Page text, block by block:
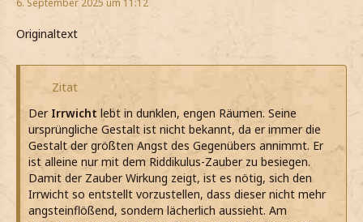
6. September 2025 um 11:12
Originaltext
Zitat
Der Irrwicht lebt in dunklen, engen Räumen. Seine
ursprüngliche Gestalt ist nicht bekannt, da er immer die
Gestalt der größten Angst des Gegenübers annimmt. Er
ist alleine nur mit dem Riddikulus-Zauber zu besiegen.
Damit der Zauber Wirkung zeigt, ist es nötig, sich den
Irrwicht so entstellt vorzustellen, dass dieser nicht mehr
angsteinflößend, sondern lächerlich aussieht. Am